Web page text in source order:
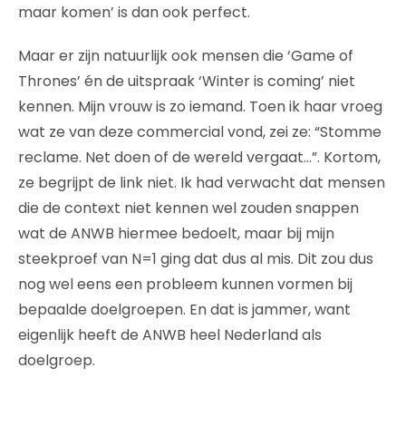
maar komen’ is dan ook perfect.
Maar er zijn natuurlijk ook mensen die ‘Game of
Thrones’ én de uitspraak ‘Winter is coming’ niet
kennen. Mijn vrouw is zo iemand. Toen ik haar vroeg
wat ze van deze commercial vond, zei ze: “Stomme
reclame. Net doen of de wereld vergaat…”. Kortom,
ze begrijpt de link niet. Ik had verwacht dat mensen
die de context niet kennen wel zouden snappen
wat de ANWB hiermee bedoelt, maar bij mijn
steekproef van N=1 ging dat dus al mis. Dit zou dus
nog wel eens een probleem kunnen vormen bij
bepaalde doelgroepen. En dat is jammer, want
eigenlijk heeft de ANWB heel Nederland als
doelgroep.